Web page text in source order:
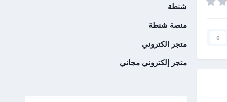
0
شنطة
منصة شنطة
متجر الكتروني
متجر إلكتروني مجاني